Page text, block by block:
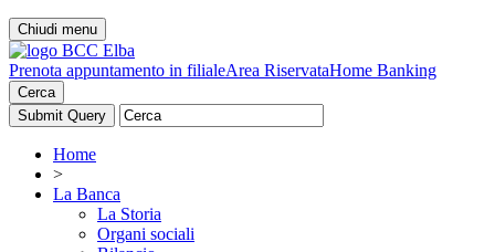
Chiudi menu
Prenota appuntamento in filialeArea RiservataHome Banking
Cerca
Home
>
La Banca
La Storia
Organi sociali